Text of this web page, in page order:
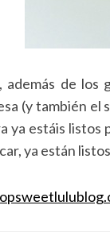
además de
(y también el
ya estáis listos
ya están